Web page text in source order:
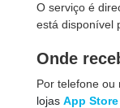
O serviço é
está disponível
Onde
Por telefone ou
lojas App Store